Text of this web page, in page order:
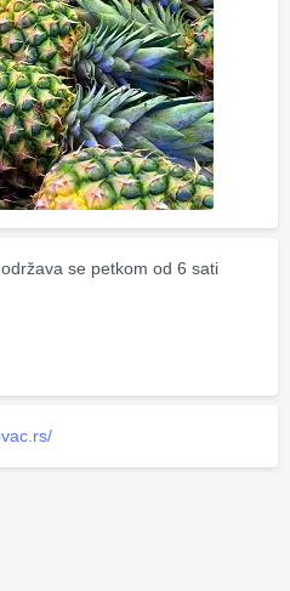
se petkom od 6 sati